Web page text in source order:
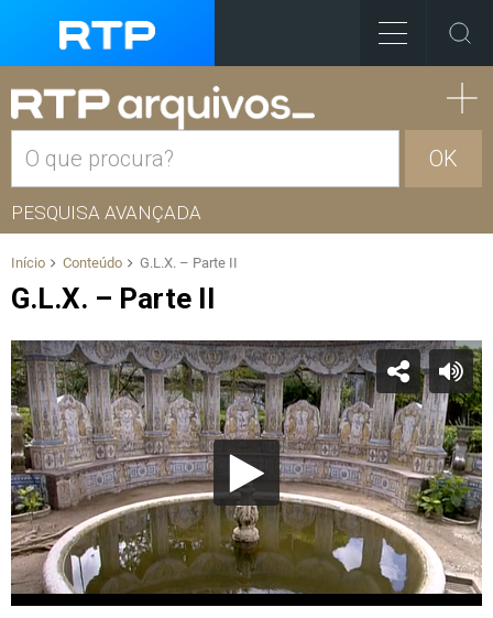
OK
PESQUISA AVANÇADA
Início Conteúdo G.L.X. – Parte II
G.L.X. – Parte II